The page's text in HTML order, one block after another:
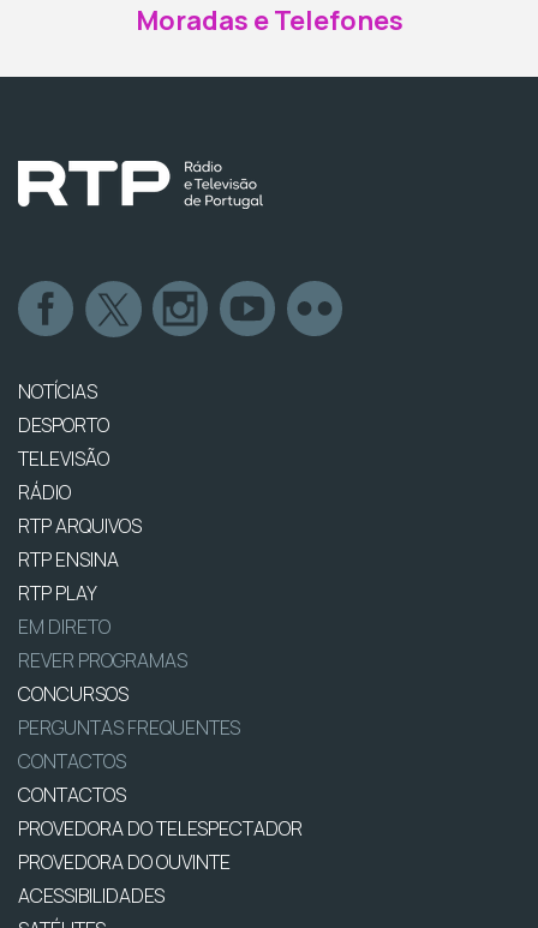
Moradas e Telefones
NOTÍCIAS
DESPORTO
TELEVISÃO
RÁDIO
RTP ARQUIVOS
RTP ENSINA
RTP PLAY
EM DIRETO
REVER PROGRAMAS
CONCURSOS
PERGUNTAS FREQUENTES
CONTACTOS
CONTACTOS
PROVEDORA DO TELESPECTADOR
PROVEDORA DO OUVINTE
ACESSIBILIDADES